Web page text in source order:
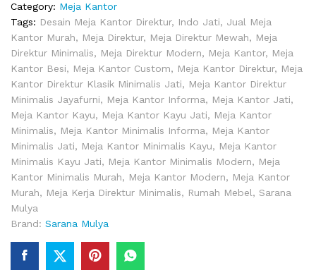
Category: Meja Kantor
Tags: Desain Meja Kantor Direktur, Indo Jati, Jual Meja
Kantor Murah, Meja Direktur, Meja Direktur Mewah, Meja
Direktur Minimalis, Meja Direktur Modern, Meja Kantor, Meja
Kantor Besi, Meja Kantor Custom, Meja Kantor Direktur, Meja
Kantor Direktur Klasik Minimalis Jati, Meja Kantor Direktur
Minimalis Jayafurni, Meja Kantor Informa, Meja Kantor Jati,
Meja Kantor Kayu, Meja Kantor Kayu Jati, Meja Kantor
Minimalis, Meja Kantor Minimalis Informa, Meja Kantor
Minimalis Jati, Meja Kantor Minimalis Kayu, Meja Kantor
Minimalis Kayu Jati, Meja Kantor Minimalis Modern, Meja
Kantor Minimalis Murah, Meja Kantor Modern, Meja Kantor
Murah, Meja Kerja Direktur Minimalis, Rumah Mebel, Sarana
Mulya
Brand: Sarana Mulya